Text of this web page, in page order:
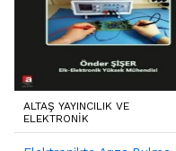
ALTAŞ YAYINCILIK VE
ELEKTRONIK